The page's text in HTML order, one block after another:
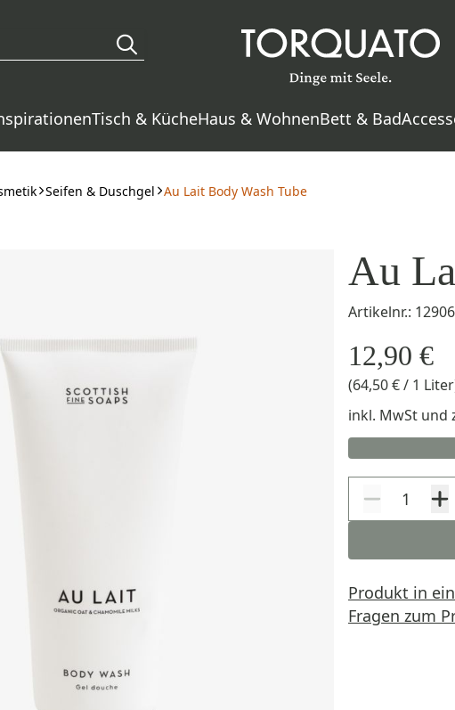
Tisch & KücheHaus & WohnenBett & Bad
Seifen & Duschgel Au Lait Body Wash Tube
Au
Artikelnr.:
12,90 €
(64,50 € / 1
inkl. MwSt und
Produkt in
Fragen zum